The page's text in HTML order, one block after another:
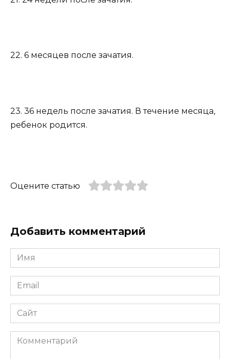
22. 6 месяцев после зачатия.
23. 36 недель после зачатия. В течение месяца,
ребенок родится.
Оцените статью
Добавить комментарий
Имя
*
Email
*
Сайт
Комментарий